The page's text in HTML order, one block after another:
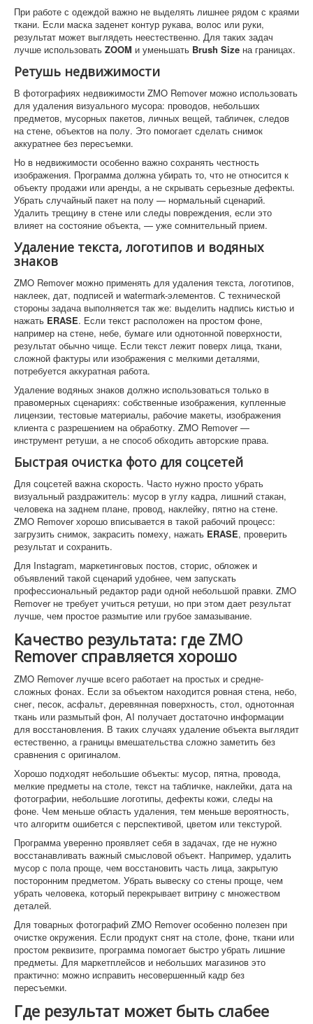
При работе с одеждой важно не выделять лишнее рядом с краями
ткани. Если маска заденет контур рукава, волос или руки,
результат может выглядеть неестественно. Для таких задач
лучше использовать ZOOM и уменьшать Brush Size на границах.
Ретушь недвижимости
В фотографиях недвижимости ZMO Remover можно использовать
для удаления визуального мусора: проводов, небольших
предметов, мусорных пакетов, личных вещей, табличек, следов
на стене, объектов на полу. Это помогает сделать снимок
аккуратнее без пересъемки.
Но в недвижимости особенно важно сохранять честность
изображения. Программа должна убирать то, что не относится к
объекту продажи или аренды, а не скрывать серьезные дефекты.
Убрать случайный пакет на полу — нормальный сценарий.
Удалить трещину в стене или следы повреждения, если это
влияет на состояние объекта, — уже сомнительный прием.
Удаление текста, логотипов и водяных
знаков
ZMO Remover можно применять для удаления текста, логотипов,
наклеек, дат, подписей и watermark-элементов. С технической
стороны задача выполняется так же: выделить надпись кистью и
нажать ERASE. Если текст расположен на простом фоне,
например на стене, небе, бумаге или однотонной поверхности,
результат обычно чище. Если текст лежит поверх лица, ткани,
сложной фактуры или изображения с мелкими деталями,
потребуется аккуратная работа.
Удаление водяных знаков должно использоваться только в
правомерных сценариях: собственные изображения, купленные
лицензии, тестовые материалы, рабочие макеты, изображения
клиента с разрешением на обработку. ZMO Remover —
инструмент ретуши, а не способ обходить авторские права.
Быстрая очистка фото для соцсетей
Для соцсетей важна скорость. Часто нужно просто убрать
визуальный раздражитель: мусор в углу кадра, лишний стакан,
человека на заднем плане, провод, наклейку, пятно на стене.
ZMO Remover хорошо вписывается в такой рабочий процесс:
загрузить снимок, закрасить помеху, нажать ERASE, проверить
результат и сохранить.
Для Instagram, маркетинговых постов, сторис, обложек и
объявлений такой сценарий удобнее, чем запускать
профессиональный редактор ради одной небольшой правки. ZMO
Remover не требует учиться ретуши, но при этом дает результат
лучше, чем простое размытие или грубое замазывание.
Качество результата: где ZMO
Remover справляется хорошо
ZMO Remover лучше всего работает на простых и средне-
сложных фонах. Если за объектом находится ровная стена, небо,
снег, песок, асфальт, деревянная поверхность, стол, однотонная
ткань или размытый фон, AI получает достаточно информации
для восстановления. В таких случаях удаление объекта выглядит
естественно, а границы вмешательства сложно заметить без
сравнения с оригиналом.
Хорошо подходят небольшие объекты: мусор, пятна, провода,
мелкие предметы на столе, текст на табличке, наклейки, дата на
фотографии, небольшие логотипы, дефекты кожи, следы на
фоне. Чем меньше область удаления, тем меньше вероятность,
что алгоритм ошибется с перспективой, цветом или текстурой.
Программа уверенно проявляет себя в задачах, где не нужно
восстанавливать важный смысловой объект. Например, удалить
мусор с пола проще, чем восстановить часть лица, закрытую
посторонним предметом. Убрать вывеску со стены проще, чем
убрать человека, который перекрывает витрину с множеством
деталей.
Для товарных фотографий ZMO Remover особенно полезен при
очистке окружения. Если продукт снят на столе, фоне, ткани или
простом реквизите, программа помогает быстро убрать лишние
предметы. Для маркетплейсов и небольших магазинов это
практично: можно исправить несовершенный кадр без
пересъемки.
Где результат может быть слабее